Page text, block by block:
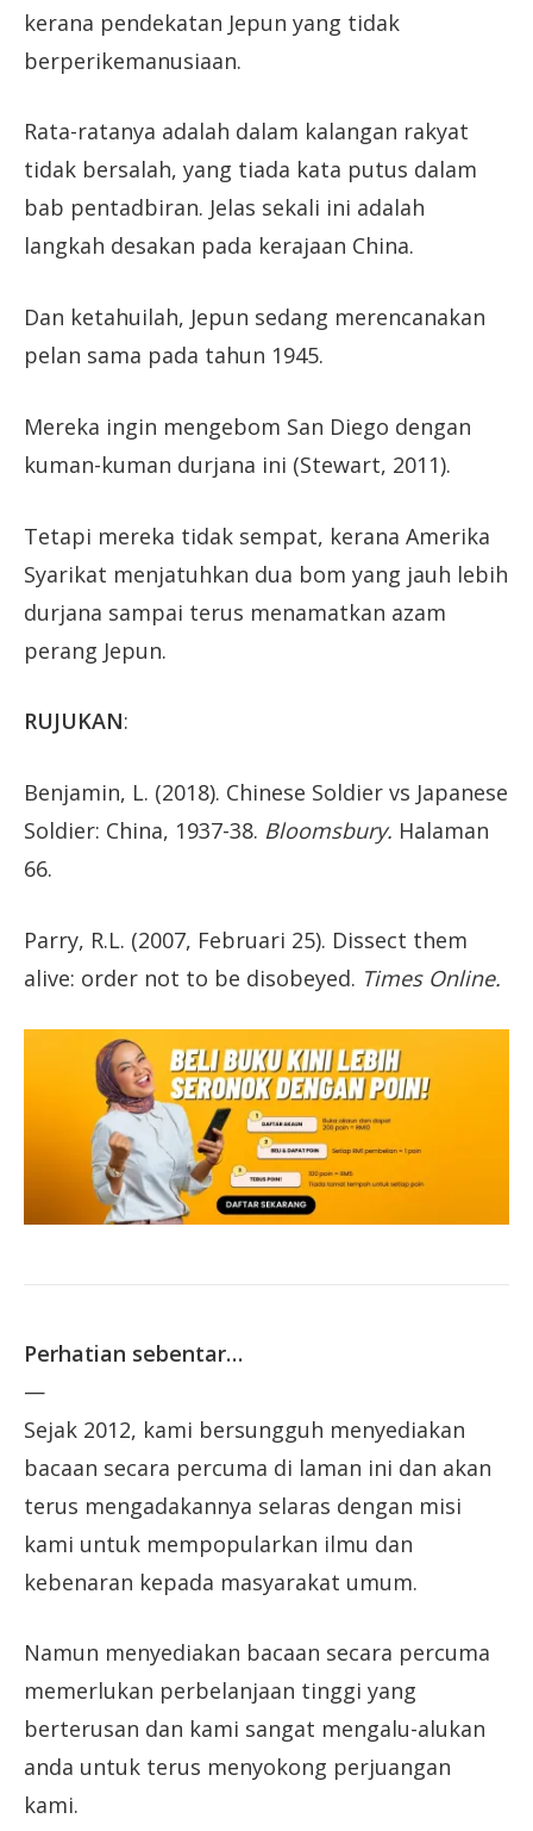
kerana pendekatan Jepun yang tidak
berperikemanusiaan.
Rata-ratanya adalah dalam kalangan rakyat
tidak bersalah, yang tiada kata putus dalam
bab pentadbiran. Jelas sekali ini adalah
langkah desakan pada kerajaan China.
Dan ketahuilah, Jepun sedang merencanakan
pelan sama pada tahun 1945.
Mereka ingin mengebοm San Diego dengan
kuman-kuman durjana ini (Stewart, 2011).
Tetapi mereka tidak sempat, kerana Amerika
Syarikat menjatuhkan dua bοm yang jauh lebih
durjana sampai terus menamatkan azam
perang Jepun.
RUJUKAN:
Benjamin, L. (2018). Chinese Soldier vs Japanese
Soldier: China, 1937-38. Bloomsbury. Halaman
66.
Parry, R.L. (2007, Februari 25). Dissect them
alive: order not to be disobeyed. Times Online.
Perhatian sebentar…
—
Sejak 2012, kami bersungguh menyediakan
bacaan secara percuma di laman ini dan akan
terus mengadakannya selaras dengan misi
kami untuk mempopularkan ilmu dan
kebenaran kepada masyarakat umum.
Namun menyediakan bacaan secara percuma
memerlukan perbelanjaan tinggi yang
berterusan dan kami sangat mengalu-alukan
anda untuk terus menyokong perjuangan
kami.